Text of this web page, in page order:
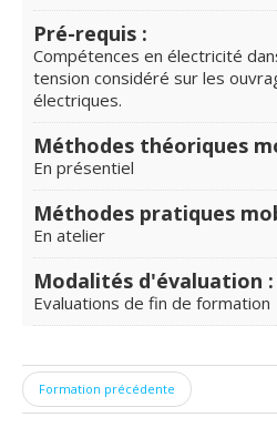
Pré-requis :
Compétences en électricité
tension considéré sur les
électriques.
Méthodes théoriques
En présentiel
Méthodes pratiques
En atelier
Modalités d'évaluation :
Evaluations de fin de formation
Formation précédente